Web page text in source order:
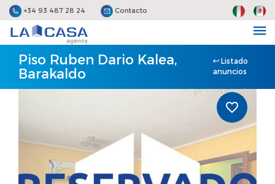
+34 93 487 28 24 Contacto
Piso Ruben Dario Kalea,
Barakaldo
Listado
anuncios